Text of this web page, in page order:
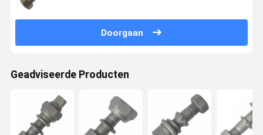
Doorgaan
Geadviseerde Producten